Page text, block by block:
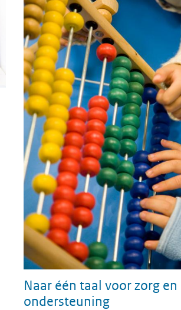
Naar één taal voor zorg en
ondersteuning